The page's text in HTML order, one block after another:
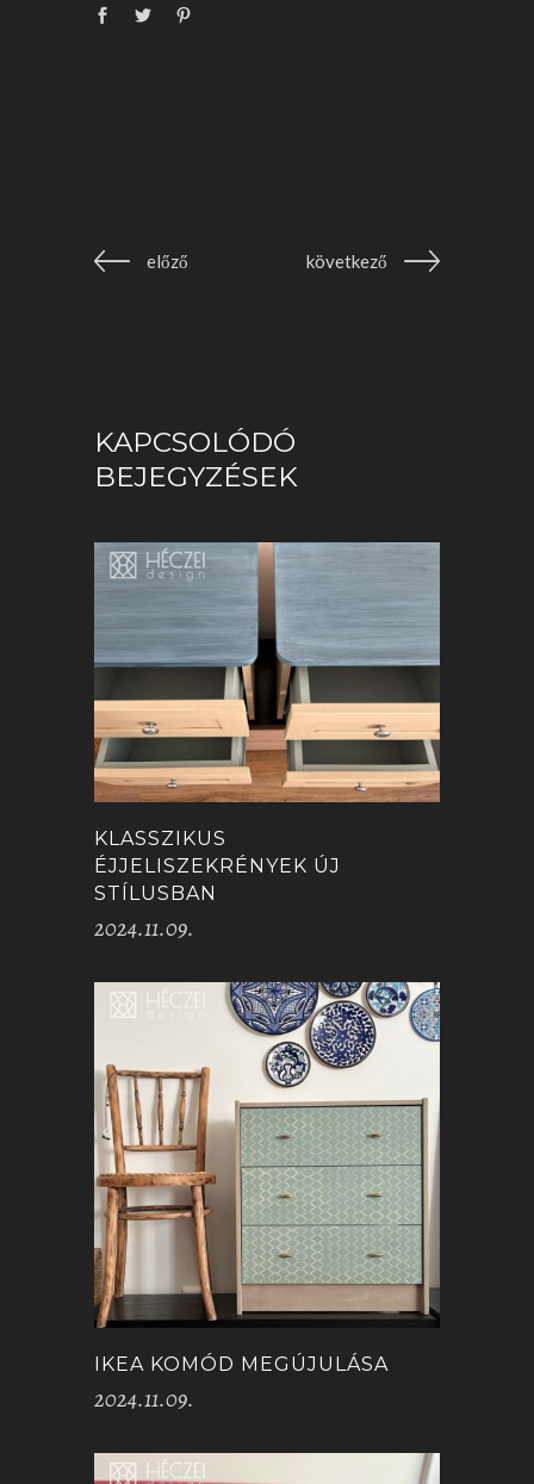
előző következő
KAPCSOLÓDÓ
BEJEGYZÉSEK
KLASSZIKUS
ÉJJELISZEKRÉNYEK ÚJ
STÍLUSBAN
2024.11.09.
IKEA KOMÓD MEGÚJULÁSA
2024.11.09.